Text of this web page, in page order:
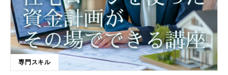
ーカストアプローチ ・スケーリング 三日目 ・問いの質を上げる②／リソ
ースの発見と活用 ・例外探し ・コービング ・リフレーミング ・リソー
スとは 四日目 ・問いの質を上げる③／フィードバック ・相手を傷つけな
いフィードバック ・よりよくするための働きかけ 五日目 ・使いこなすた
めの応用／ケーススタディ ・使いこなすための方法 ・事例から学ぶ 六日
目 ・卒業試験（学科と実技） ・まとめの講義と卒業試験
専門スキル